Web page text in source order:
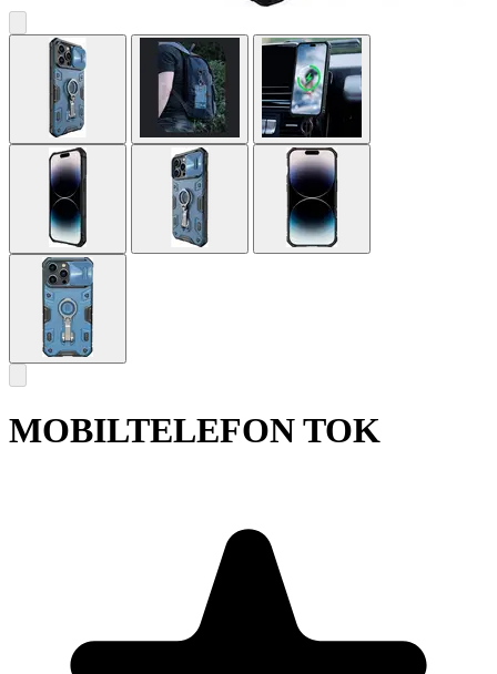
MOBILTELEFON TOK